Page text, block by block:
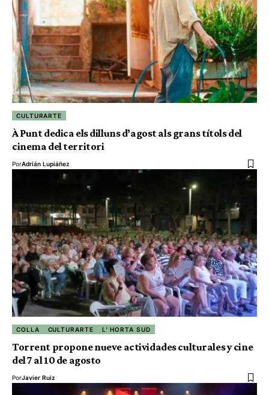
CULTURARTE
À Punt dedica els dilluns d’agost als grans títols del
cinema del territori
PorAdrián Lupiáñez
COLLA CULTURARTE L' HORTA SUD
Torrent propone nueve actividades culturales y cine
del 7 al 10 de agosto
PorJavier Ruiz